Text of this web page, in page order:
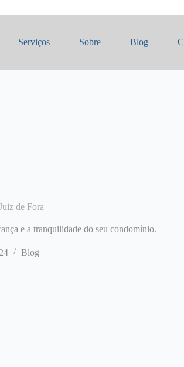
Serviços Sobre Blog
de Fora
e a tranquilidade do seu condomínio.
Blog